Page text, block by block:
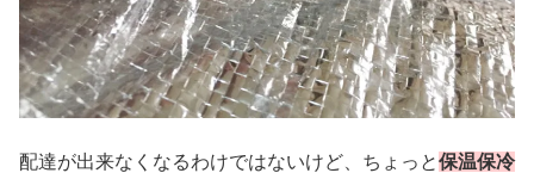
配達が出来なくなるわけではないけど、ちょっと保温保冷